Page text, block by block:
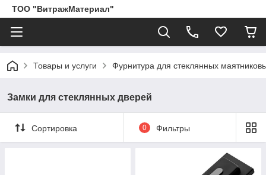
ТОО "ВитражМатериал"
Товары и услуги Фурнитура для стеклянных
Замки для стеклянных дверей
Сортировка 0 Фильтры